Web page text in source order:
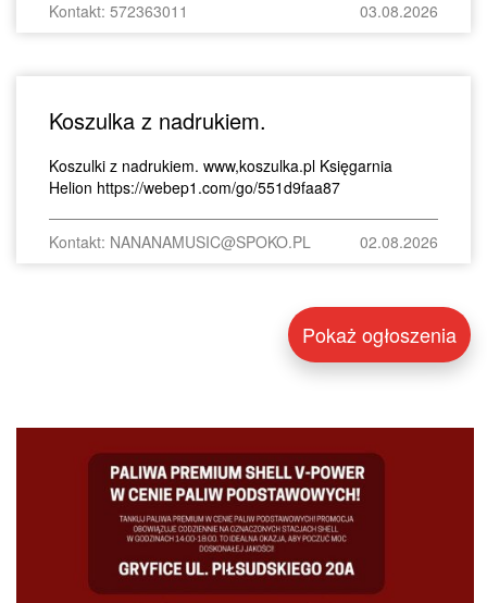
Kontakt: 572363011 03.08.2026
Koszulka z nadrukiem.
Koszulki z nadrukiem. www,koszulka.pl Księgarnia
Helion https://webep1.com/go/551d9faa87
Kontakt: NANANAMUSIC@SPOKO.PL 02.08.2026
Pokaż ogłoszenia